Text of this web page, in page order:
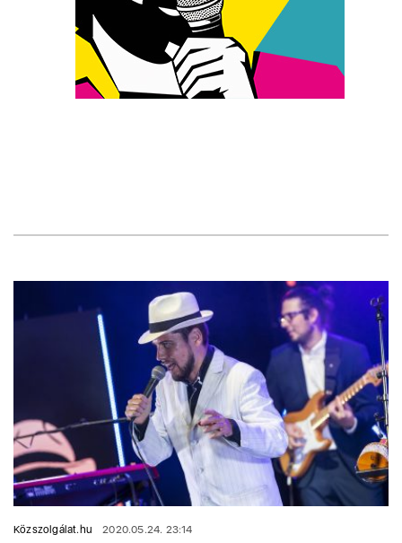
Közszolgálat.hu 2020.05.24. 23:14